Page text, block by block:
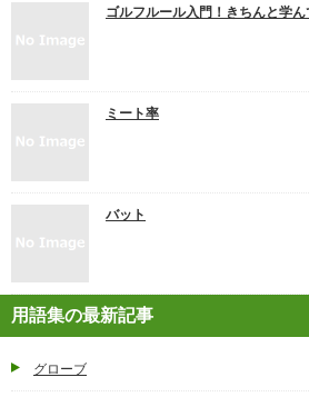
ゴルフルール入門！きちんと学
ミート率
バット
用語集の最新記事
グローブ